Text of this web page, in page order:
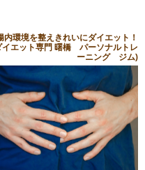
ト「ピンタレスト・プレデ
クト」にもランクインして
とのこと。
れぞれのライフスタイルや
に合わせて無理なく続け
るゆるめのエクササイズ
注目度がアップしていると
と。
日本料理【道しるべ】さん
ご紹介していこうと思いま
。
内環境を整えきれいにダイエット！
イエット専門 曙橋 パーソナルトレ
ーニング ジム)